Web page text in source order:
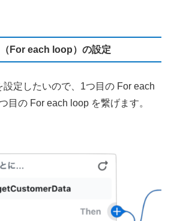
For each loop）の設定
定したいので、1つ目の For each
目の For each loop を繋げます。